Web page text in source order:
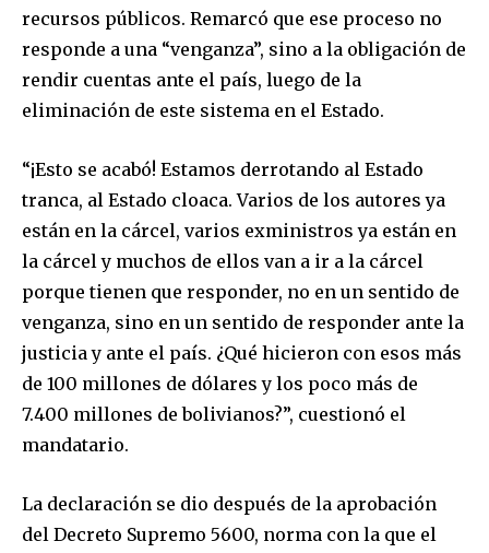
recursos públicos. Remarcó que ese proceso no
responde a una “venganza”, sino a la obligación de
rendir cuentas ante el país, luego de la
eliminación de este sistema en el Estado.
“¡Esto se acabó! Estamos derrotando al Estado
tranca, al Estado cloaca. Varios de los autores ya
están en la cárcel, varios exministros ya están en
la cárcel y muchos de ellos van a ir a la cárcel
porque tienen que responder, no en un sentido de
venganza, sino en un sentido de responder ante la
justicia y ante el país. ¿Qué hicieron con esos más
de 100 millones de dólares y los poco más de
7.400 millones de bolivianos?”, cuestionó el
mandatario.
La declaración se dio después de la aprobación
del Decreto Supremo 5600, norma con la que el